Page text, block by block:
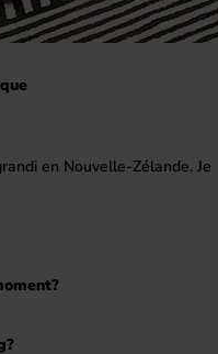
en Nouvelle-Zélande. Je